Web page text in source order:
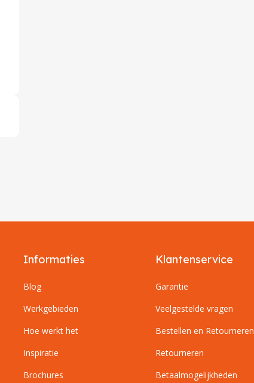
Informaties
Blog
Werkgebieden
Hoe werkt het
Inspiratie
Brochures
Klantenservice
Garantie
Veelgestelde vragen
Bestellen en Retourneren
Retourneren
Betaalmogelijkheden